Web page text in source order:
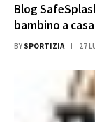
Blog
bambino a casa
BY SPORTIZIA 27